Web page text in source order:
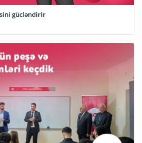
gücləndirir